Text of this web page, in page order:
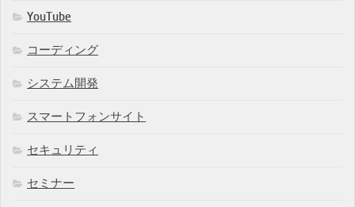
YouTube
コーディング
システム開発
スマートフォンサイト
セキュリティ
セミナー